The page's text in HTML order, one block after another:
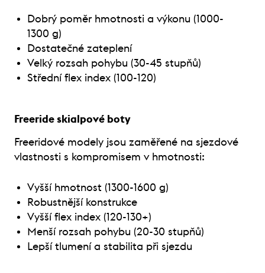
Dobrý poměr hmotnosti a výkonu (1000-
1300 g)
Dostatečné zateplení
Velký rozsah pohybu (30-45 stupňů)
Střední flex index (100-120)
Freeride skialpové boty
Freeridové modely jsou zaměřené na sjezdové
vlastnosti s kompromisem v hmotnosti:
Vyšší hmotnost (1300-1600 g)
Robustnější konstrukce
Vyšší flex index (120-130+)
Menší rozsah pohybu (20-30 stupňů)
Lepší tlumení a stabilita při sjezdu